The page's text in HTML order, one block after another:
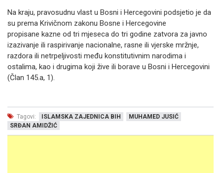
Na kraju, pravosudnu vlast u Bosni i Hercegovini podsjetio je da
su prema Krivičnom zakonu Bosne i Hercegovine
propisane kazne od tri mjeseca do tri godine zatvora za javno
izazivanje ili raspirivanje nacionalne, rasne ili vjerske mržnje,
razdora ili netrpeljivosti među konstitutivnim narodima i
ostalima, kao i drugima koji žive ili borave u Bosni i Hercegovini
(Član 145.a, 1).
Tagovi: ISLAMSKA ZAJEDNICA BIH
MUHAMED JUSIĆ
SRĐAN AMIDŽIĆ